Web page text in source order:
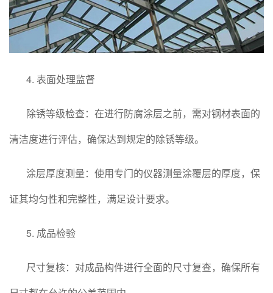
4. 表面处理监督
除锈等级检查：在进行防腐涂层之前，需对钢材表面的
清洁度进行评估，确保达到规定的除锈等级。
涂层厚度测量：使用专门的仪器测量涂覆层的厚度，保
证其均匀性和完整性，满足设计要求。
5. 成品检验
尺寸复核：对成品构件进行全面的尺寸复查，确保所有